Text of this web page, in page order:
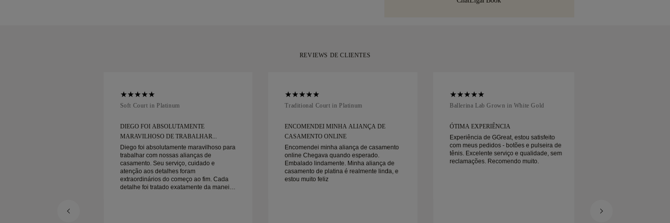
REVIEWS DE CLIENTES
Soft Court in Platinum
DIEGO FOI ABSOLUTAMENTE
MARAVILHOSO DE TRABALHAR...
Diego foi absolutamente maravilhoso para
trabalhar com nossas alianças de
casamento. Seu serviço, cuidado e
atenção aos detalhes foram
extraordinários do começo ao fim. Cada
detalhe foi tratado exatamente da maneira
Traditional Court in Platinum
ENCOMENDEI MINHA ALIANÇA DE
CASAMENTO ONLINE
Encomendei minha aliança de casamento
online Chegava quando esperado.
Embalado lindamente. Minha aliança de
casamento de platina é realmente linda, e
estou muito feliz
Ballerina Lab Grown in White Gold
ÓTIMA EXPERIÊNCIA
Experiência de GGreat, estou satisfeito
com meus pedidos - botões e pulseira de
tênis. Excelente serviço e qualidade, sem
reclamações. Recomendo muito.